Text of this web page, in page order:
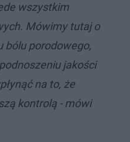
wszystkim
Mówimy tutaj o
bólu porodowego,
jakości
na to, że
kontrolą - mówi